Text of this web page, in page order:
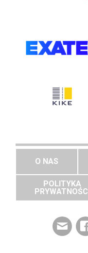
O NAS
POLITYKA
PRYWATNOŚCI